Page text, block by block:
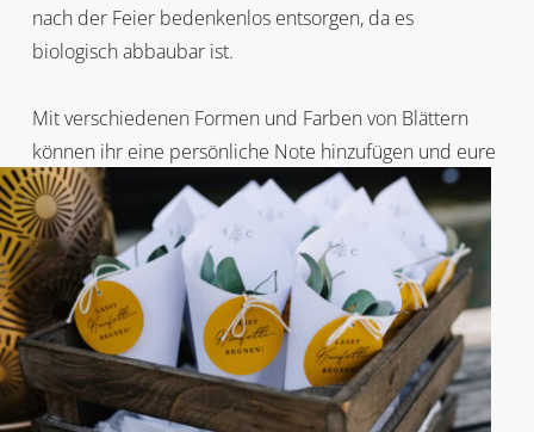
nach der Feier bedenkenlos entsorgen, da es
biologisch abbaubar ist.
Mit verschiedenen Formen und Farben von Blättern
können ihr eine persönliche Note hinzufügen und eure
Hochzeit zu einem unvergesslichen Erlebnis machen.